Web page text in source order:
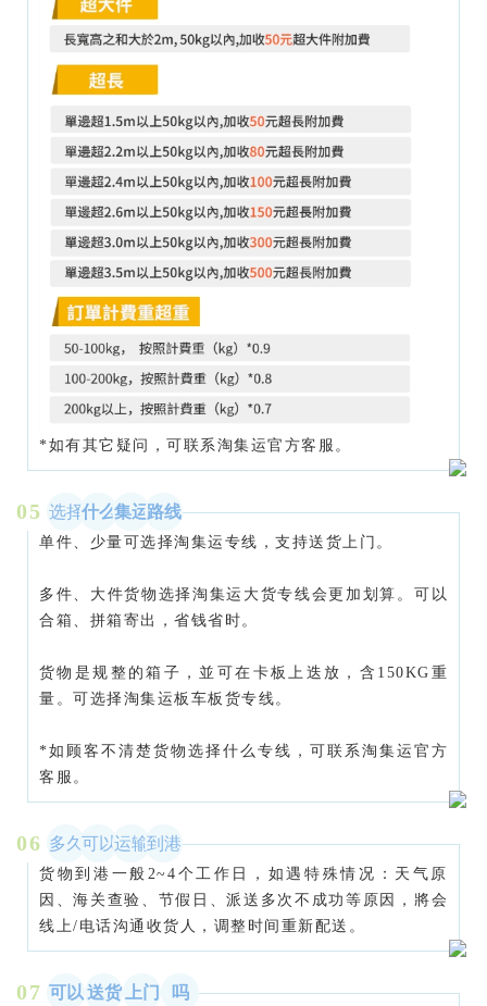
*如有其它疑问，可联系淘集运官方客服。
05 选择什么集运路线
单件、少量可选择淘集运专线，支持送货上门。
多件、大件货物选择淘集运大货专线会更加划算。可以
合箱、拼箱寄出，省钱省时。
货物是规整的箱子，並可在卡板上迭放，含150KG重
量。可选择淘集运板车板货专线。
*如顾客不清楚货物选择什么专线，可联系淘集运官方
客服。
06 多久可以运输到港
货物到港一般2~4个工作日，如遇特殊情况：天气原
因、海关查验、节假日、派送多次不成功等原因，將会
线上/电话沟通收货人，调整时间重新配送。
07 可以 送货 上门 吗